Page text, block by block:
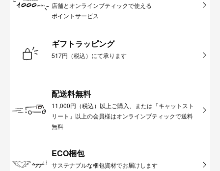
店舗とオンラインブティックで使える
ポイントサービス
ギフトラッピング
517円（税込）にて承ります
配送料無料
11,000円（税込）以上ご購入、または「キャットスト
リート」以上の会員様はオンラインブティックで送料
無料
ECO梱包
サステナブルな梱包資材でお届けします